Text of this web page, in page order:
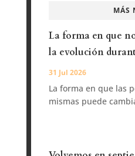
MÁS
La forma en que
la evolución
31 Jul 2026
La forma en que las
mismas puede